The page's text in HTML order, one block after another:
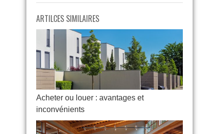
ARTILCES SIMILAIRES
Acheter ou louer : avantages et
inconvénients